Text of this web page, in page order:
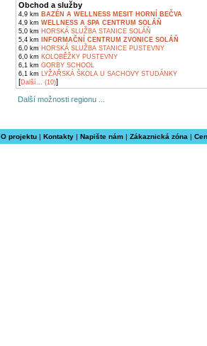
Obchod a služby
4,9 km BAZÉN A WELLNESS MESIT HORNÍ BEČVA
4,9 km WELLNESS A SPA CENTRUM SOLÁŇ
5,0 km HORSKÁ SLUŽBA STANICE SOLÁŇ
5,4 km
INFORMAČNÍ CENTRUM ZVONICE SOLÁŇ
6,0 km HORSKÁ SLUŽBA STANICE PUSTEVNY
6,0 km KOLOBĚŽKY PUSTEVNY
6,1 km GORBY SCHOOL
6,1 km LYŽAŘSKÁ ŠKOLA U SACHOVY STUDÁNKY
[Další... (10)]
Další možnosti regionu ...
O projektu| Kontakty| Napište nám| Zákaznická zóna |